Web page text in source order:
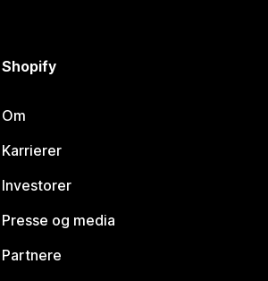
Shopify
Om
Karrierer
Investorer
Presse og media
Partnere